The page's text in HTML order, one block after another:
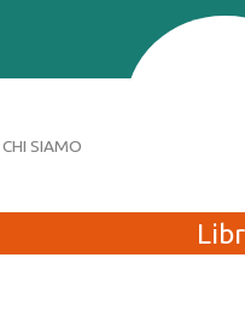
CHI SIAMO